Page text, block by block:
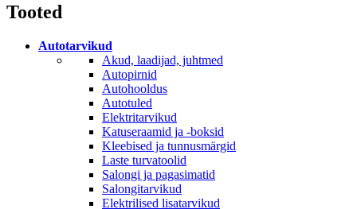
Tooted
Autotarvikud
Akud, laadijad, juhtmed
Autopirnid
Autohooldus
Autotuled
Elektritarvikud
Katuseraamid ja -boksid
Kleebised ja tunnusmärgid
Laste turvatoolid
Salongi ja pagasimatid
Salongitarvikud
Elektrilised lisatarvikud